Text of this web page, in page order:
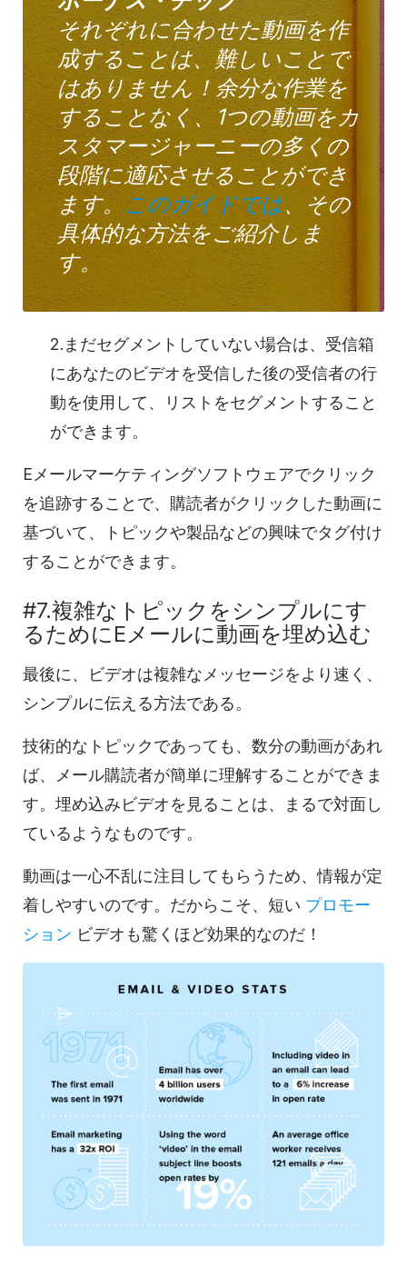
それぞれに合わせた動画を作
成することは、難しいことで
はありません！余分な作業を
することなく、1つの動画を カ
スタマージャーニーの多くの
段階に適応させることができ
ます。このガイドでは、その
具体的な方法をご紹介しま
す。
2.まだセグメントしていない場合は、受信箱
にあなたのビデオを受信した後の受信者の行
動を使用して、リストをセグメントすること
ができます。
Eメールマーケティングソフトウェアでクリック
を追跡することで、購読者がクリックした動画に
基づいて、トピックや製品などの興味でタグ付け
することができます。
#7.複雑なトピックをシンプルにす
るためにEメールに動画を埋め込む
最後に、ビデオは複雑なメッセージをより速く、
シンプルに伝える方法である。
技術的なトピックであっても、数分の動画があれ
ば、メール購読者が簡単に理解することができま
す。埋め込みビデオを 見ることは、まるで対面し
ているようなものです。
動画は一心不乱に注目してもらうため、情報が定
着しやすいのです。だからこそ、短い プロモー
ション ビデオも驚くほど効果的なのだ！